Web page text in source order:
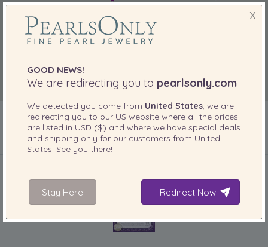
INCLUIDO CON SU PRODUCTO
X
GOOD NEWS!
We are redirecting you to pearlsonly.com
We detected you come from United States , we are
redirecting you to our US website where all the prices
are listed in USD ($) and where we have special deals
and shipping only for our customers from United
States . See you there!
Stay Here Redirect Now